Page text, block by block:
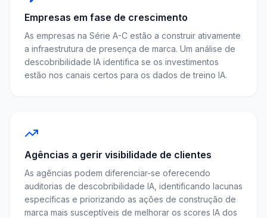
Empresas em fase de crescimento
As empresas na Série A-C estão a construir ativamente
a infraestrutura de presença de marca. Um análise de
descobribilidade IA identifica se os investimentos
estão nos canais certos para os dados de treino IA.
Agências a gerir visibilidade de clientes
As agências podem diferenciar-se oferecendo
auditorias de descobribilidade IA, identificando lacunas
específicas e priorizando as ações de construção de
marca mais susceptíveis de melhorar os scores IA dos